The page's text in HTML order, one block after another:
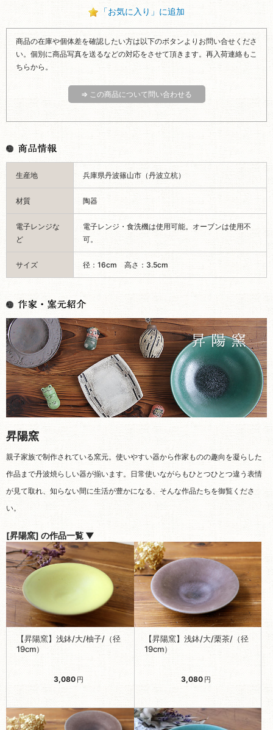
「お気に入り」に追加
商品の在庫や個体差を確認したい方は以下のボタンよりお問い合せくださ
い。個別に商品写真を送るなどの対応をさせて頂きます。再入荷連絡もこ
ちらから。
⇒ この商品について問い合わせる
生産地 兵庫県丹波篠山市（丹波立杭）
材質 陶器
電子レンジな
ど
電子レンジ・食洗機は使用可能。オーブンは使用不
可。
サイズ 径：16cm 高さ：3.5cm
昇陽窯
親子家族で制作されている窯元。使いやすい器から作家ものの趣向を凝らした
作品まで丹波焼らしい器が揃います。日常使いながらもひとつひとつ違う表情
が見て取れ、知らない間に生活が豊かになる、そんな作品たちを御覧くださ
い。
[昇陽窯] の作品一覧 ▼
【昇陽窯】浅鉢/大/柚子/（径
19cm）
3,080 円
【昇陽窯】浅鉢/大/栗茶/（径
19cm）
3,080 円